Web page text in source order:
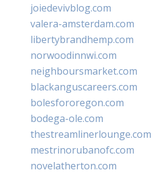
joiedevivblog.com
valera-amsterdam.com
libertybrandhemp.com
norwoodinnwi.com
neighboursmarket.com
blackanguscareers.com
bolesfororegon.com
bodega-ole.com
thestreamlinerlounge.com
mestrinorubanofc.com
novelatherton.com